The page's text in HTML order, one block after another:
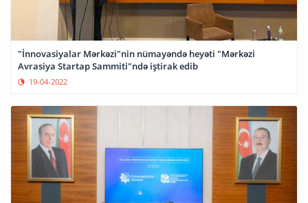
"İnnovasiyalar Mərkəzi"nin nümayəndə heyəti "Mərkəzi
Avrasiya Startap Sammiti"ndə iştirak edib
19-04-2022